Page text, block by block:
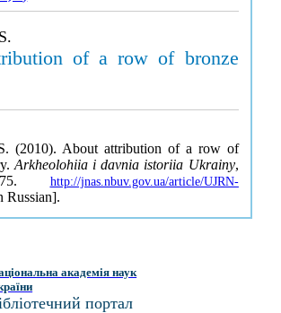
of a row of bronze
(2010). About attribution of a row of
Arkheolohiia i davnia istoriia Ukrainy,
http://jnas.nbuv.gov.ua/article/UJRN-
Russian].
академія наук
портал